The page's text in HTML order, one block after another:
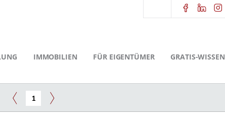
IMMOBILIEN FÜR EIGENTÜMER GRATIS-WISSEN
1